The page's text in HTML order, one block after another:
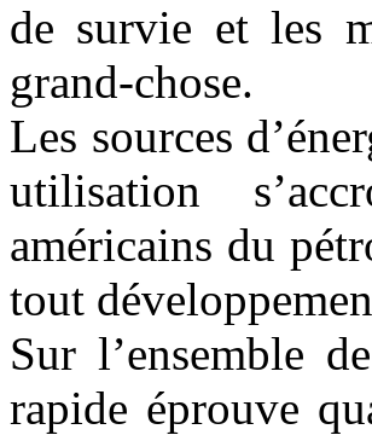
de survie et les
grand-chose.
Les sources
utilisation
américains du
tout
Sur l’ensemble
rapide éprouve